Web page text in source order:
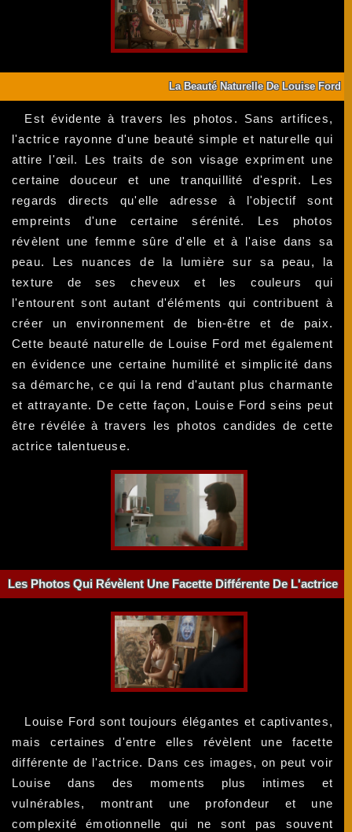
La Beauté Naturelle De Louise Ford
Est évidente à travers les photos. Sans artifices,
l'actrice rayonne d'une beauté simple et naturelle qui
attire l'œil. Les traits de son visage expriment une
certaine douceur et une tranquillité d'esprit. Les
regards directs qu'elle adresse à l'objectif sont
empreints d'une certaine sérénité. Les photos
révèlent une femme sûre d'elle et à l'aise dans sa
peau. Les nuances de la lumière sur sa peau, la
texture de ses cheveux et les couleurs qui
l'entourent sont autant d'éléments qui contribuent à
créer un environnement de bien-être et de paix.
Cette beauté naturelle de Louise Ford met également
en évidence une certaine humilité et simplicité dans
sa démarche, ce qui la rend d'autant plus charmante
et attrayante. De cette façon, Louise Ford seins peut
être révélée à travers les photos candides de cette
actrice talentueuse.
Les Photos Qui Révèlent Une Facette Différente De L'actrice
Louise Ford sont toujours élégantes et captivantes,
mais certaines d'entre elles révèlent une facette
différente de l'actrice. Dans ces images, on peut voir
Louise dans des moments plus intimes et
vulnérables, montrant une profondeur et une
complexité émotionnelle qui ne sont pas souvent